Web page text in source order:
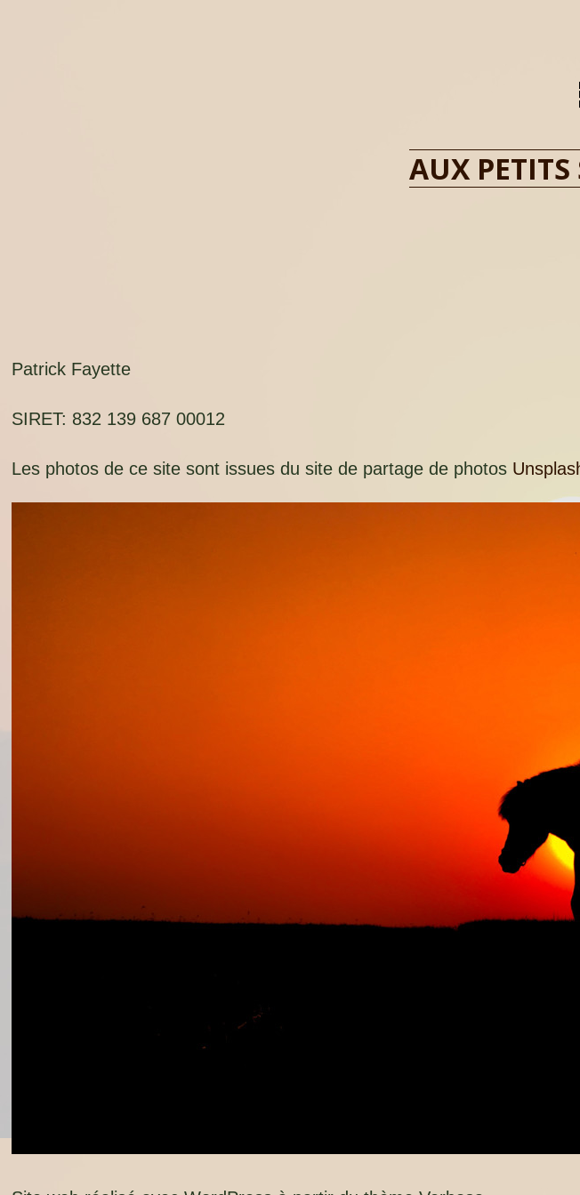
AUX
Patrick Fayette
SIRET: 832 139 687 00012
Les photos de ce site sont issues du site de partage de photos